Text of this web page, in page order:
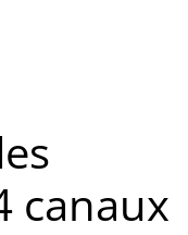
canaux